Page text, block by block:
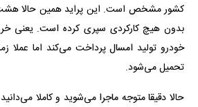
کشور مشخص است. این پراید همین حالا هشت
بدون هیچ کارکردی سپری کرده است. یعنی
خودرو تولید امسال پرداخت می‌کند اما عملا
تحمیل می‌شود.
حالا دقیقا متوجه ماجرا می‌شوید و کاملا